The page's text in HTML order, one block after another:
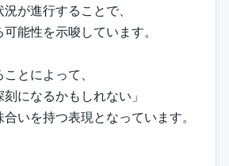
が進行することで、
能性を示唆しています。
とによって、
になるかもしれない」
いを持つ表現となっています。